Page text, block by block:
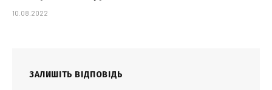
10.08.2022
ЗАЛИШІТЬ ВІДПОВІДЬ